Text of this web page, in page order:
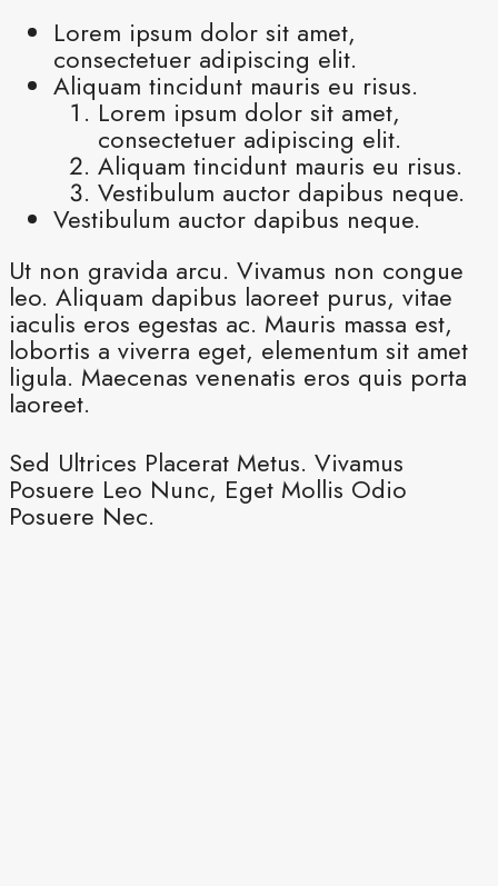
Lorem ipsum dolor sit amet,
consectetuer adipiscing elit.
Aliquam tincidunt mauris eu risus.
Lorem ipsum dolor sit amet,
consectetuer adipiscing elit.
Aliquam tincidunt mauris eu risus.
Vestibulum auctor dapibus neque.
Vestibulum auctor dapibus neque.
Ut non gravida arcu. Vivamus non congue
leo. Aliquam dapibus laoreet purus, vitae
iaculis eros egestas ac. Mauris massa est,
lobortis a viverra eget, elementum sit amet
ligula. Maecenas venenatis eros quis porta
laoreet.
Sed Ultrices Placerat Metus. Vivamus
Posuere Leo Nunc, Eget Mollis Odio
Posuere Nec.